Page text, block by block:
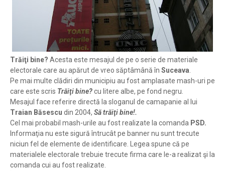
Trăiţi bine? Acesta este mesajul de pe o serie de materiale
electorale care au apărut de vreo săptâmână în Suceava
Pe mai multe clădiri din municipiu au fost amplasate mash-uri pe
care este scris Trăiţi bine?cu litere albe, pe fond negru.
Mesajul face referire directă la sloganul de camapanie al lui
Traian Băsescu din 2004, Să trăiţi bine!.
Cel mai probabil mash-urile au fost realizate la comanda PSD.
Informaţia nu este sigură întrucât pe banner nu sunt trecute
niciun fel de elemente de identificare. Legea spune că pe
materialele electorale trebuie trecute firma care le-a realizat şi la
comanda cui au fost realizate.